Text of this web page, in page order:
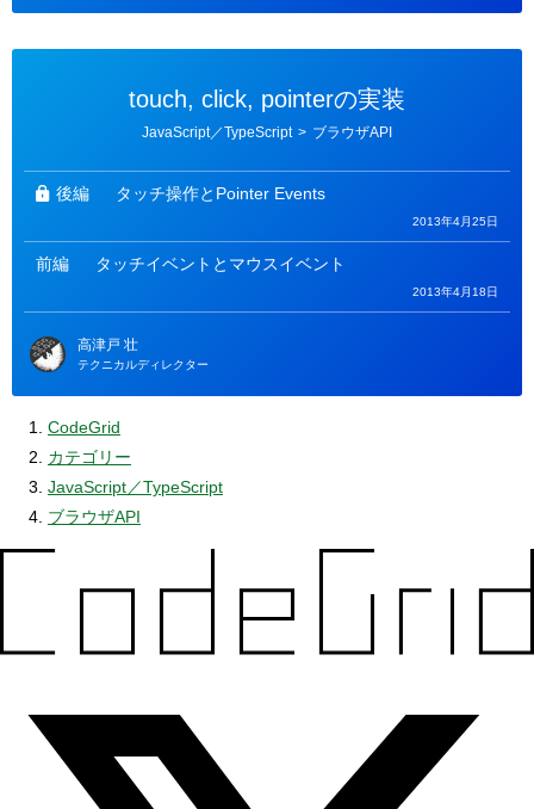
touch, click, pointerの実装
リ
ー
JavaScript／TypeScript > ブラウザAPI
後編 タッチ操作とPointer Events
2013年4月25日
前編 タッチイベントとマウスイベント
2013年4月18日
高津戸 壮
テクニカルディレクター
CodeGrid
カテゴリー
JavaScript／TypeScript
ブラウザAPI